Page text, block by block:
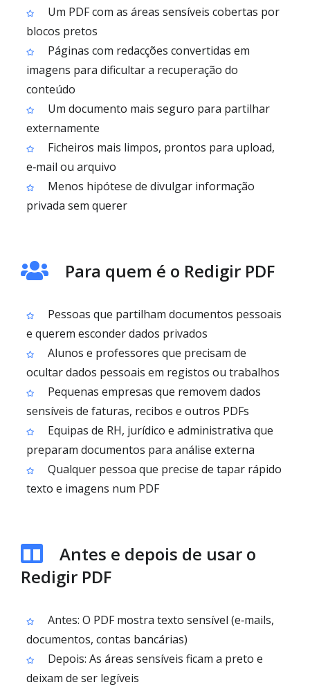
Um PDF com as áreas sensíveis cobertas por
blocos pretos
Páginas com redacções convertidas em
imagens para dificultar a recuperação do
conteúdo
Um documento mais seguro para partilhar
externamente
Ficheiros mais limpos, prontos para upload,
e‑mail ou arquivo
Menos hipótese de divulgar informação
privada sem querer
Para quem é o Redigir PDF
Pessoas que partilham documentos pessoais
e querem esconder dados privados
Alunos e professores que precisam de
ocultar dados pessoais em registos ou trabalhos
Pequenas empresas que removem dados
sensíveis de faturas, recibos e outros PDFs
Equipas de RH, jurídico e administrativa que
preparam documentos para análise externa
Qualquer pessoa que precise de tapar rápido
texto e imagens num PDF
Antes e depois de usar o
Redigir PDF
Antes: O PDF mostra texto sensível (e‑mails,
documentos, contas bancárias)
Depois: As áreas sensíveis ficam a preto e
deixam de ser legíveis